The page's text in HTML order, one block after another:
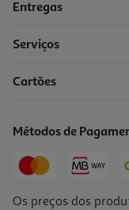
Entregas
Serviços
Cartões
Métodos de
Os preços dos